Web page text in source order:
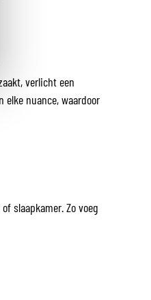
verlicht een
nuance, waardoor
slaapkamer. Zo voeg